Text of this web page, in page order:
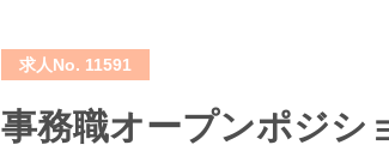
求人No. 11591
事務職オープンポジシ